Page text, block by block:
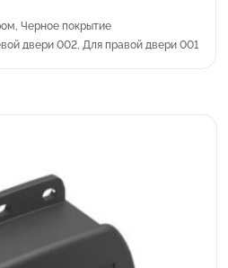
Черное покрытие
двери 002, Для правой двери 001